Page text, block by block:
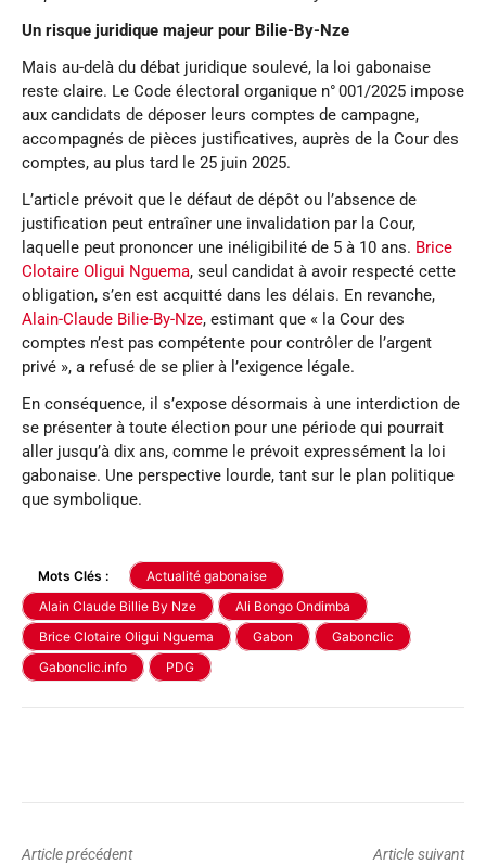
Un risque juridique majeur pour Bilie-By-Nze
Mais au-delà du débat juridique soulevé, la loi gabonaise
reste claire. Le Code électoral organique n° 001/2025 impose
aux candidats de déposer leurs comptes de campagne,
accompagnés de pièces justificatives, auprès de la Cour des
comptes, au plus tard le 25 juin 2025.
L’article prévoit que le défaut de dépôt ou l’absence de
justification peut entraîner une invalidation par la Cour,
laquelle peut prononcer une inéligibilité de 5 à 10 ans. Brice
Clotaire Oligui Nguema, seul candidat à avoir respecté cette
obligation, s’en est acquitté dans les délais. En revanche,
Alain-Claude Bilie-By-Nze, estimant que « la Cour des
comptes n’est pas compétente pour contrôler de l’argent
privé », a refusé de se plier à l’exigence légale.
En conséquence, il s’expose désormais à une interdiction de
se présenter à toute élection pour une période qui pourrait
aller jusqu’à dix ans, comme le prévoit expressément la loi
gabonaise. Une perspective lourde, tant sur le plan politique
que symbolique.
Mots Clés :
Actualité gabonaise
Alain Claude Billie By Nze
Ali Bongo Ondimba
Brice Clotaire Oligui Nguema
Gabon
Gabonclic
Gabonclic.info
PDG
Article précédent Article suivant